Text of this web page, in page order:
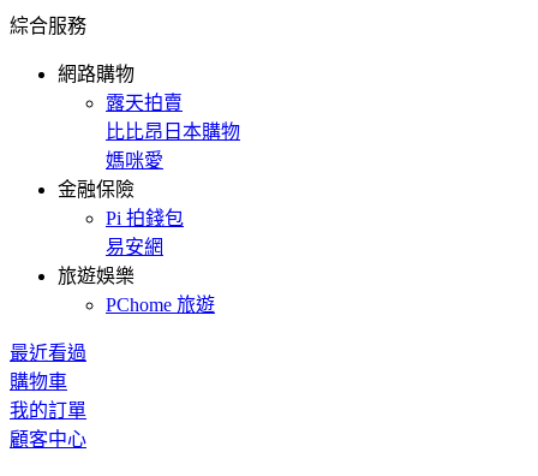
綜合服務
網路購物
露天拍賣
比比昂日本購物
媽咪愛
金融保險
Pi 拍錢包
易安網
旅遊娛樂
PChome 旅遊
最近看過
購物車
我的訂單
顧客中心